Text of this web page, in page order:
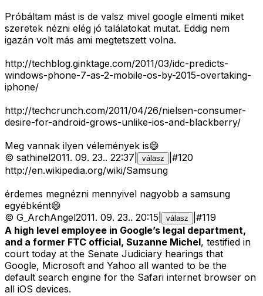
Próbáltam mást is de valsz mivel google elmenti miket
szeretek nézni elég jó találatokat mutat. Eddig nem
igazán volt más ami megtetszett volna.
http://techblog.ginktage.com/2011/03/idc-predicts-
windows-phone-7-as-2-mobile-os-by-2015-overtaking-
iphone/
http://techcrunch.com/2011/04/26/nielsen-consumer-
desire-for-android-grows-unlike-ios-and-blackberry/
Meg vannak ilyen vélemények is😄
© sathinel2011. 09. 23.. 22:37 válasz #120
http://en.wikipedia.org/wiki/Samsung
érdemes megnézni mennyivel nagyobb a samsung
egyébként😄
© G_ArchAngel2011. 09. 23.. 20:15 válasz #119
A high level employee in Google’s legal department,
and a former FTC official, Suzanne Michel, testified in
court today at the Senate Judiciary hearings that
Google, Microsoft and Yahoo all wanted to be the
default search engine for the Safari internet browser on
all iOS devices.